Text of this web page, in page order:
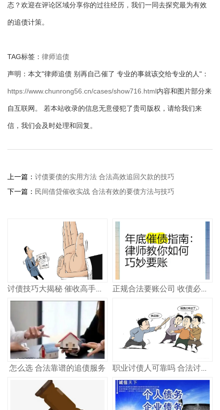
态？欢迎在评论区域分享你的过往经历，我们一同去探究最为有效
的追债计策。
TAG标签： 律师追债
声明：本文"律师追债 别再自己催了 专业的事就该交给专业的人"：
https://www.chunrong56.cn/cases/show716.html内容和图片部分来
自互联网。 若本站收录的信息无意侵犯了贵司版权，请给我们来
信，我们会及时处理和回复。
上一篇： 讨债要债的实用方法 合法高效追回欠款的技巧
下一篇： 民间借贷催收实战 合法有效的要债方法与技巧
讨债技巧大揭秘 催收高手教你轻松追回欠款 正规合法要账公司 收债必看指南
怎么选 合法靠谱的追债服务 职业讨债人可靠吗 合法讨债公司怎么选